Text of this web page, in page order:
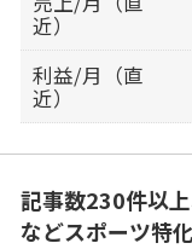
近）
利益/月（直
近）
記事数230件以
などスポーツ特